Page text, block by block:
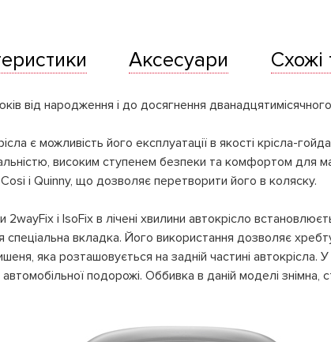
Аксесуари Схожі
від народження і до досягнення дванадцятимісячного
є можливість його експлуатації в якості крісла-
високим ступенем безпеки та комфортом для
і Quinny, що дозволяє перетворити його в коляску.
і IsoFix в лічені хвилини автокрісло
спеціальна вкладка. Його використання дозволяє
яка розташовується на задній частині автокрісла.
подорожі. Оббивка в даній моделі знімна,